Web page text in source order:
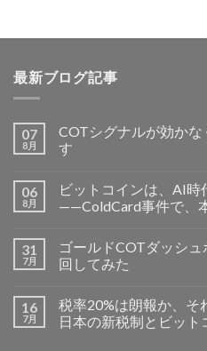
最新ブログ記事
07
8月
COTシグナルが効かな
す
06
8月
ビットコインは、AI時
——ColdCard事件で、
31
7月
ゴールドCOTダッシ
回してみた
16
7月
税率20%は朗報か、
日本の新税制とビッ